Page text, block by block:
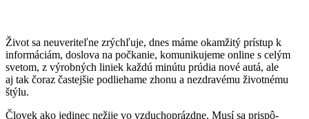
Život sa neuveriteľne zrýchľuje, dnes máme okamžitý prístup k
informáciám, doslova na počkanie, komunikujeme online s celým
svetom, z výrobných liniek každú minútu prúdia nové autá, ale
aj tak čoraz častejšie podliehame zhonu a nezdravému životnému
štýlu.
Človek ako jedinec nežije vo vzduchoprázdne. Musí sa prispô­